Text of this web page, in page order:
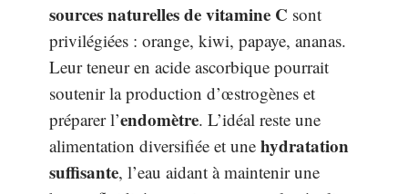
sources naturelles de vitamine C sont
privilégiées : orange, kiwi, papaye, ananas.
Leur teneur en acide ascorbique pourrait
soutenir la production d’œstrogènes et
préparer l’endomètre. L’idéal reste une
alimentation diversifiée et une hydratation
suffisante, l’eau aidant à maintenir une